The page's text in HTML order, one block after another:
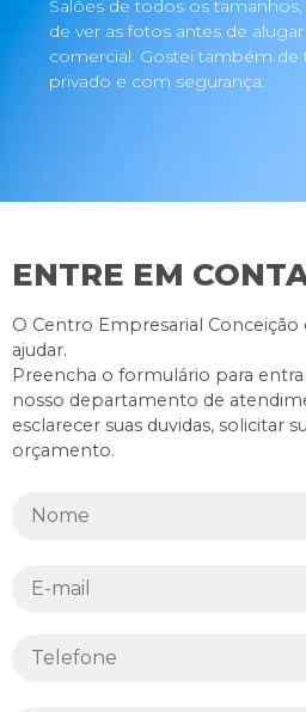
Salões de todos os
de ver as fotos antes de
comercial. Gostei também
privado e com segurança.
ENTRE EM
O Centro Empresarial
ajudar.
Preencha o formulário para
nosso departamento de
esclarecer suas duvidas, solicitar
orçamento.